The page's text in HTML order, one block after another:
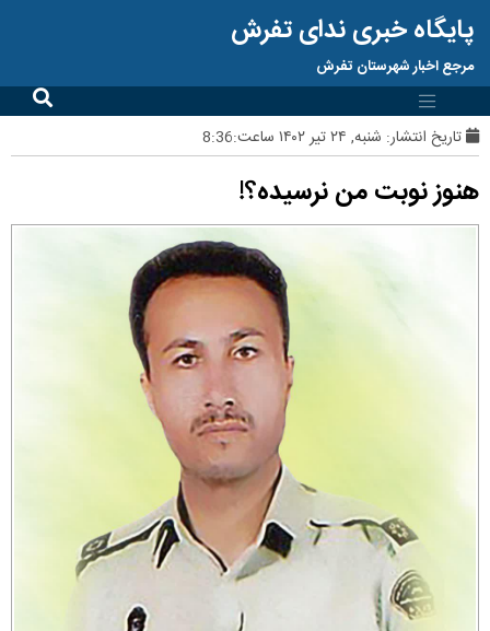
پایگاه خبری ندای تفرش
مرجع اخبار شهرستان تفرش
تاریخ انتشار: شنبه, ۲۴ تیر ۱۴۰۲ ساعت:8:36
هنوز نوبت من نرسیده؟!